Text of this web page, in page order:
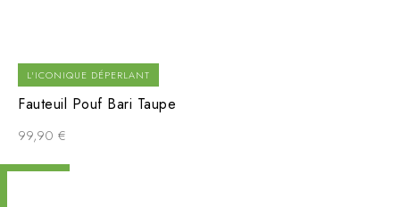
L'ICONIQUE DÉPERLANT
Fauteuil Pouf Bari Taupe
99,90 €